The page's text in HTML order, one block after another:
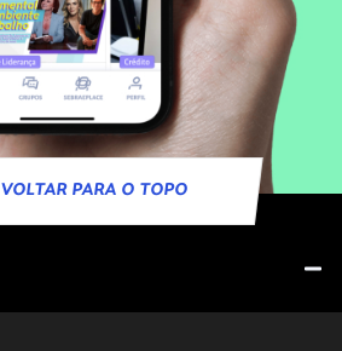
VOLTAR PARA O TOPO